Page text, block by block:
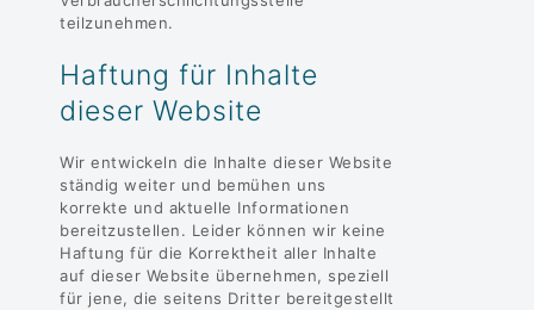
teilzunehmen.
Haftung für Inhalte
dieser Website
Wir entwickeln die Inhalte dieser Website
ständig weiter und bemühen uns
korrekte und aktuelle Informationen
bereitzustellen. Leider können wir keine
Haftung für die Korrektheit aller Inhalte
auf dieser Website übernehmen, speziell
für jene, die seitens Dritter bereitgestellt